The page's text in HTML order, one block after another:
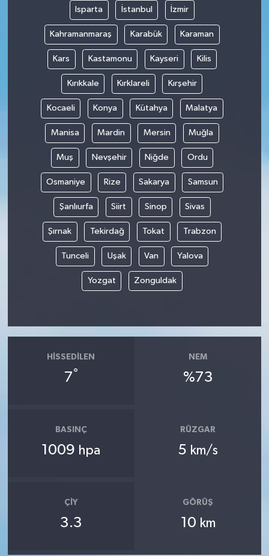
Isparta İstanbul İzmir
Kahramanmaraş Karabük Karaman
Kars Kastamonu Kayseri Kilis
Kırıkkale Kırklareli Kırşehir
Kocaeli Konya Kütahya Malatya
Manisa Mardin Mersin Muğla
Muş Nevşehir Niğde Ordu
Osmaniye Rize Sakarya Samsun
Şanlıurfa Siirt Sinop Sivas
Şırnak Tekirdağ Tokat Trabzon
Tunceli Uşak Van Yalova
Yozgat Zonguldak
HISSEDILEN
7°
NEM
%73
BASINÇ
1009 hpa
RÜZGAR
5 km/s
ÇIY
3.3
GÖRÜŞ
10 km